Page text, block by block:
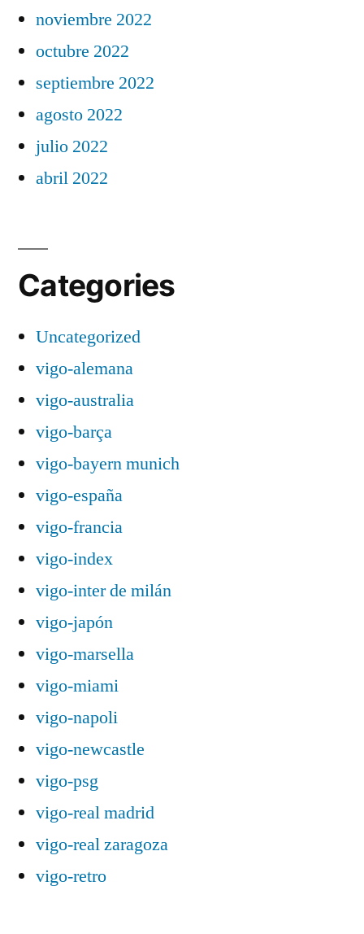
noviembre 2022
octubre 2022
septiembre 2022
agosto 2022
julio 2022
abril 2022
Categories
Uncategorized
vigo-alemana
vigo-australia
vigo-barça
vigo-bayern munich
vigo-españa
vigo-francia
vigo-index
vigo-inter de milán
vigo-japón
vigo-marsella
vigo-miami
vigo-napoli
vigo-newcastle
vigo-psg
vigo-real madrid
vigo-real zaragoza
vigo-retro